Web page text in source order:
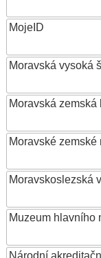
MojeID
Moravská vysoká
Moravská zemská
Moravské zemské
Moravskoslezská
Muzeum hlavního
Národní